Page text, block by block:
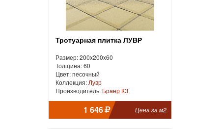
Тротуарная плитка ЛУВР
Размер: 200x200x60
Толщина: 60
Цвет: песочный
Коллекция: Лувр
Производитель: Браер КЗ
1 646 Цена за м2.